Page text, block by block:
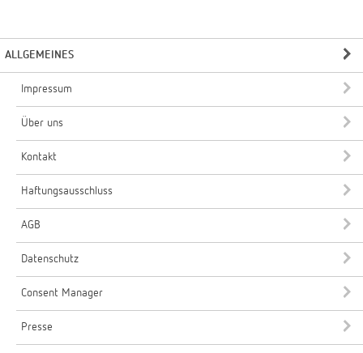
ALLGEMEINES
Impressum
Über uns
Kontakt
Haftungsausschluss
AGB
Datenschutz
Consent Manager
Presse